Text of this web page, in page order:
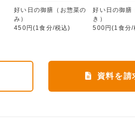
好い日の御膳（お惣菜の
み）
450円(1食分/税込)
好い日の御膳
き）
500円(1食分/
資料を請